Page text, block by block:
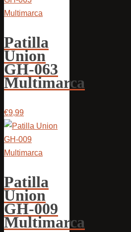
Patilla
Union
GH-063
Multimarca
€9,99
Patilla
Union
GH-009
Multimarca